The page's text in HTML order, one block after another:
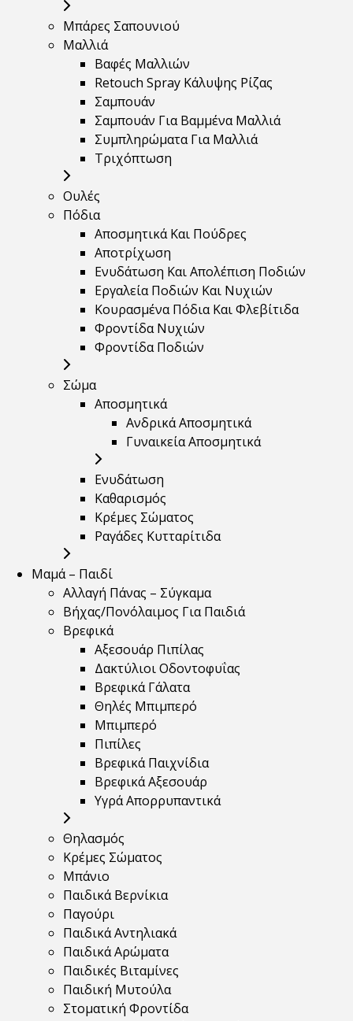
Μπάρες Σαπουνιού
Μαλλιά
Βαφές Μαλλιών
Retouch Spray Κάλυψης Ρίζας
Σαμπουάν
Σαμπουάν Για Βαμμένα Μαλλιά
Συμπληρώματα Για Μαλλιά
Τριχόπτωση
Ουλές
Πόδια
Αποσμητικά Και Πούδρες
Αποτρίχωση
Ενυδάτωση Και Απολέπιση Ποδιών
Εργαλεία Ποδιών Και Νυχιών
Κουρασμένα Πόδια Και Φλεβίτιδα
Φροντίδα Νυχιών
Φροντίδα Ποδιών
Σώμα
Αποσμητικά
Ανδρικά Αποσμητικά
Γυναικεία Αποσμητικά
Ενυδάτωση
Καθαρισμός
Κρέμες Σώματος
Ραγάδες Κυτταρίτιδα
Μαμά – Παιδί
Αλλαγή Πάνας – Σύγκαμα
Βήχας/Πονόλαιμος Για Παιδιά
Βρεφικά
Αξεσουάρ Πιπίλας
Δακτύλιοι Οδοντοφυΐας
Βρεφικά Γάλατα
Θηλές Μπιμπερό
Μπιμπερό
Πιπίλες
Βρεφικά Παιχνίδια
Βρεφικά Αξεσουάρ
Υγρά Απορρυπαντικά
Θηλασμός
Κρέμες Σώματος
Μπάνιο
Παιδικά Βερνίκια
Παγούρι
Παιδικά Αντηλιακά
Παιδικά Αρώματα
Παιδικές Βιταμίνες
Παιδική Μυτούλα
Στοματική Φροντίδα